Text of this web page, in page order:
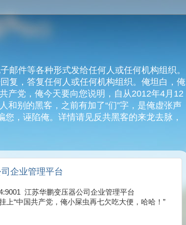
邮件等各种形式发给任何人或任何机构组织。
复，答复任何人或任何机构组织。俺坦白，俺
产党，俺今天要向您说明，自从2012年4月12
和别的黑客，之前有加了“们”字，是俺虚张声
，诬陷俺。详情请见反共黑客的来龙去脉，
企业管理平台
江苏华鹏变压器公司企业管理平台
上“中国共产党，俺小屎虫再七欠吃大便，哈哈！”